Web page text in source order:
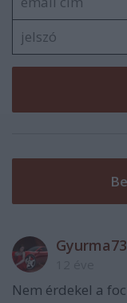
Gyurma73
Nem érdekel a